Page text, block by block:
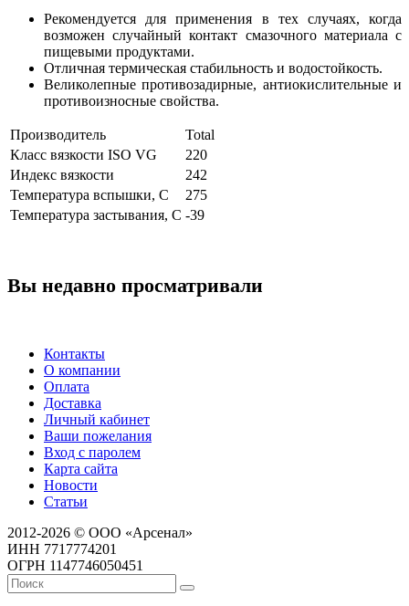
Рекомендуется для применения в тех случаях, когда
возможен случайный контакт смазочного материала с
пищевыми продуктами.
Отличная термическая стабильность и водостойкость.
Великолепные противозадирные, антиокислительные и
противоизносные свойства.
Производитель
Total
Класс вязкости ISO VG
220
Индекс вязкости
242
Температура вспышки, С
275
Температура застывания, С -39
Вы недавно просматривали
Контакты
О компании
Оплата
Доставка
Личный кабинет
Ваши пожелания
Вход с паролем
Карта сайта
Новости
Статьи
2012-2026 © ООО «Арсенал»
ИНН 7717774201
ОГРН 1147746050451